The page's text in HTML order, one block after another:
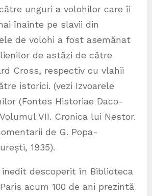
unguri a volohilor care îi
înainte pe slavii din
de volohi a fost asemănat
de astăzi de către
Cross, respectiv cu vlahii
istorici. (vezi Izvoarele
(Fontes Historiae Daco-
VII. Cronica lui Nestor.
de G. Popa-
1935).
descoperit în Biblioteca
acum 100 de ani prezintă